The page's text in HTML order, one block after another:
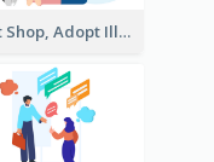
Don't Shop, Adopt Illustration